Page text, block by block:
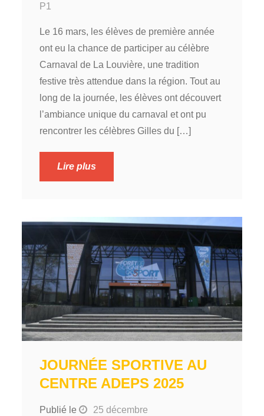
P1
Le 16 mars, les élèves de première année
ont eu la chance de participer au célèbre
Carnaval de La Louvière, une tradition
festive très attendue dans la région. Tout au
long de la journée, les élèves ont découvert
l’ambiance unique du carnaval et ont pu
rencontrer les célèbres Gilles du […]
Lire plus
JOURNÉE SPORTIVE AU
CENTRE ADEPS 2025
Publié le
25 décembre